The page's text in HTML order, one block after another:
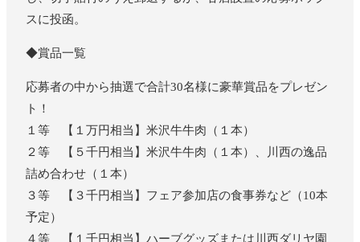
スに投函。
◆賞品一覧
応募者の中から抽選で合計30名様に豪華賞品をプレゼン
ト！
１等 【１万円相当】米沢牛牛肉（１本）
２等 【５千円相当】米沢牛牛肉（１本）、川西の逸品
詰め合わせ（１本）
３等 【３千円相当】フェア参加店の食事券など（10本
予定）
４等 【１千円相当】ハーブグッズまたは川西ダリヤ園